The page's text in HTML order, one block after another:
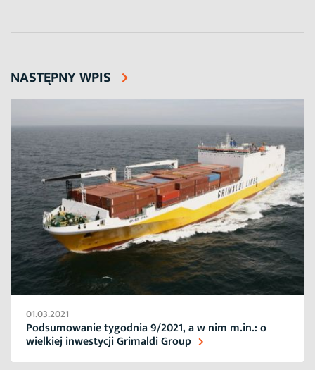
NASTĘPNY WPIS
01.03.2021
Podsumowanie tygodnia 9/2021, a w nim m.in.: o
wielkiej inwestycji Grimaldi Group